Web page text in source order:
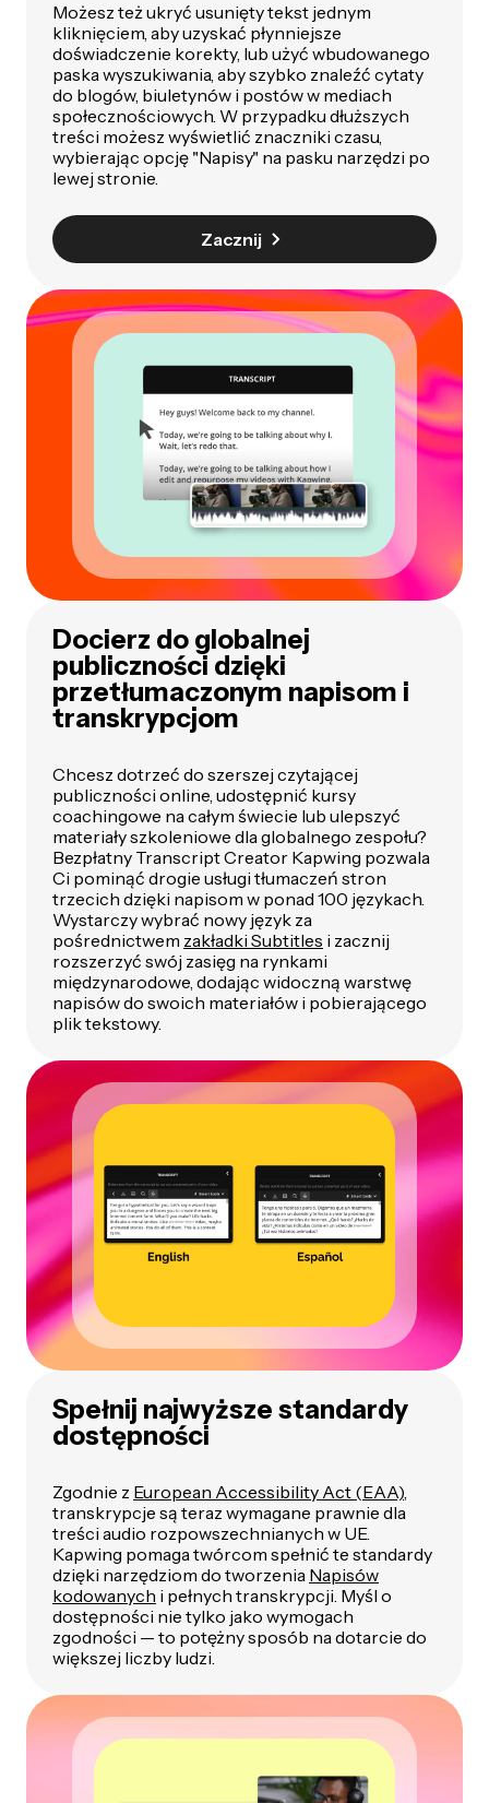
Możesz też ukryć usunięty tekst jednym
kliknięciem, aby uzyskać płynniejsze
doświadczenie korekty, lub użyć wbudowanego
paska wyszukiwania, aby szybko znaleźć cytaty
do blogów, biuletynów i postów w mediach
społecznościowych. W przypadku dłuższych
treści możesz wyświetlić znaczniki czasu,
wybierając opcję "Napisy" na pasku narzędzi po
lewej stronie.
Zacznij
Docierz do globalnej
publiczności dzięki
przetłumaczonym napisom i
transkrypcjom
Chcesz dotrzeć do szerszej czytającej
publiczności online, udostępnić kursy
coachingowe na całym świecie lub ulepszyć
materiały szkoleniowe dla globalnego zespołu?
Bezpłatny Transcript Creator Kapwing pozwala
Ci pominąć drogie usługi tłumaczeń stron
trzecich dzięki napisom w ponad 100 językach.
Wystarczy wybrać nowy język za
pośrednictwem zakładki Subtitles i zacznij
rozszerzyć swój zasięg na rynkami
międzynarodowe, dodając widoczną warstwę
napisów do swoich materiałów i pobierającego
plik tekstowy.
Spełnij najwyższe standardy
dostępności
Zgodnie z European Accessibility Act (EAA),
transkrypcje są teraz wymagane prawnie dla
treści audio rozpowszechnianych w UE.
Kapwing pomaga twórcom spełnić te standardy
dzięki narzędziom do tworzenia Napisów
kodowanych i pełnych transkrypcji. Myśl o
dostępności nie tylko jako wymogach
zgodności — to potężny sposób na dotarcie do
większej liczby ludzi.